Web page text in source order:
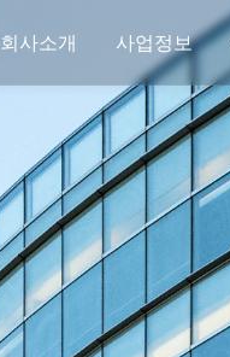
회사소개 사업정보